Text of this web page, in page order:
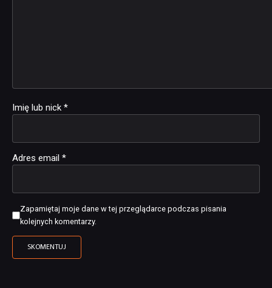
Imię lub nick *
Adres email *
Zapamiętaj moje dane w tej przeglądarce podczas pisania
kolejnych komentarzy.